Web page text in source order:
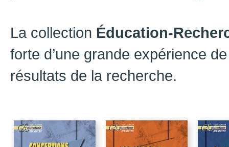
La collection Éducation-
forte d’une grande expérience
résultats de la recherche.